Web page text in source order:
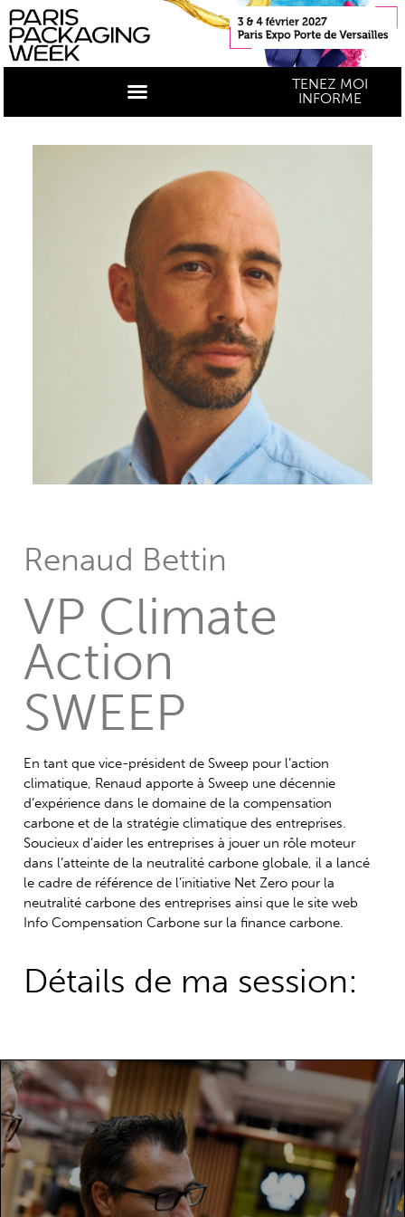
TENEZ MOI
INFORME
Renaud Bettin
VP Climate
Action
SWEEP
En tant que vice-président de Sweep pour l’action
climatique, Renaud apporte à Sweep une décennie
d’expérience dans le domaine de la compensation
carbone et de la stratégie climatique des entreprises.
Soucieux d’aider les entreprises à jouer un rôle moteur
dans l’atteinte de la neutralité carbone globale, il a lancé
le cadre de référence de l’initiative Net Zero pour la
neutralité carbone des entreprises ainsi que le site web
Info Compensation Carbone sur la finance carbone.
Détails de ma session:
Découvrez les exposants que vous pouvez